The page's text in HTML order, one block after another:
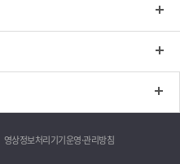
영상정보처리기기운영·관리방침